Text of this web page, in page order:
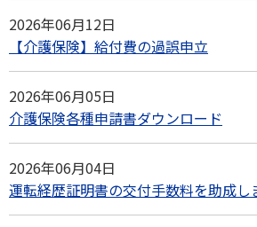
2026年06月12日
【介護保険】給付費の過誤申立
2026年06月05日
介護保険各種申請書ダウンロード
2026年06月04日
運転経歴証明書の交付手数料を助成し